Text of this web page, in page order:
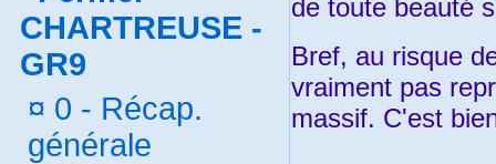
CHARTREUSE -
GR9
¤ 0 - Récap.
générale
de toute beauté
Bref, au risque
vraiment pas
massif. C'est